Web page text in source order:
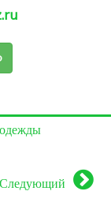
Следующий